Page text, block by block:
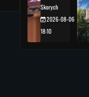
Skorych
2026-08-06
18:10